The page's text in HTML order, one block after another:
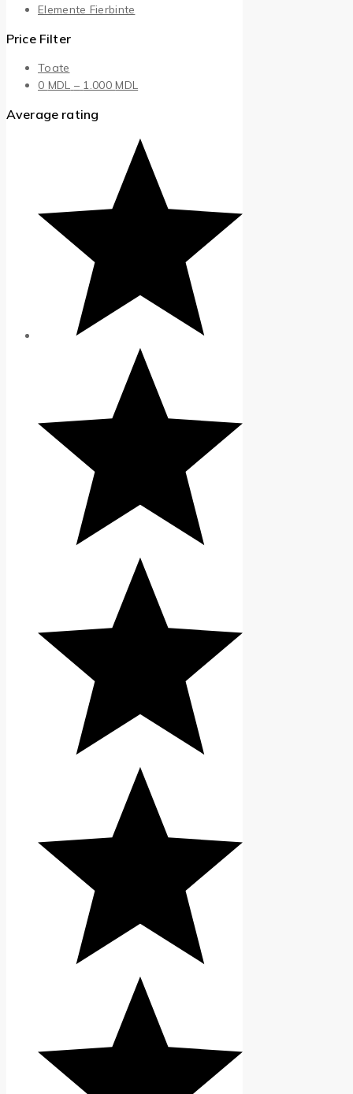
Elemente Fierbinte
Price Filter
Toate
0 MDL – 1.000MDL
0 MDL
până
1.000 MDL
Average rating